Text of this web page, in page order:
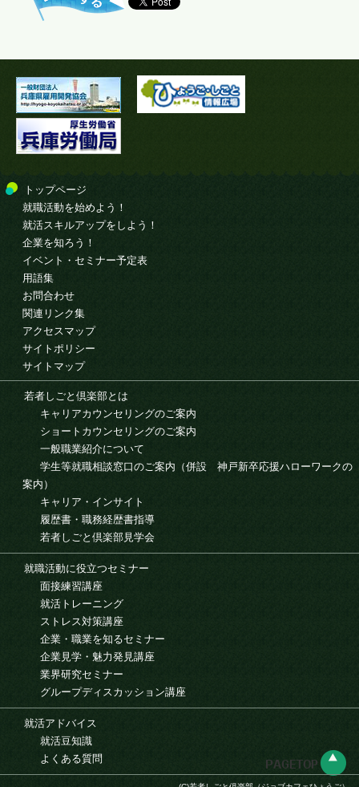
トップページ
就職活動を始めよう！
就活スキルアップをしよう！
企業を知ろう！
イベント・セミナー予定表
用語集
お問合わせ
関連リンク集
アクセスマップ
サイトポリシー
サイトマップ
若者しごと倶楽部とは
キャリアカウンセリングのご案内
ショートカウンセリングのご案内
一般職業紹介について
学生等就職相談窓口のご案内（併設 神戸新卒応援ハローワークの
案内）
キャリア・インサイト
履歴書・職務経歴書指導
若者しごと倶楽部見学会
就職活動に役立つセミナー
面接練習講座
就活トレーニング
ストレス対策講座
企業・職業を知るセミナー
企業見学・魅力発見講座
業界研究セミナー
グループディスカッション講座
就活アドバイス
就活豆知識
よくある質問